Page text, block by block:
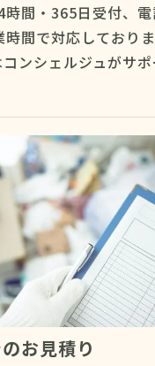
時間・365日受付、
間で対応しており
ンシェルジュがサ
お見積り